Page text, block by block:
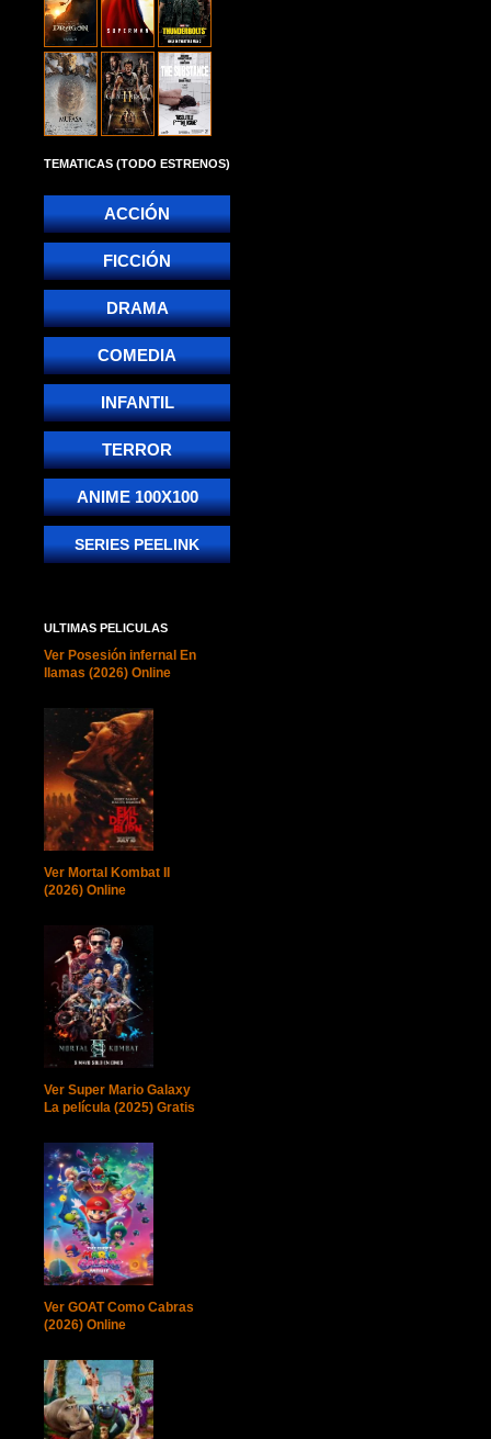
TEMATICAS (TODO ESTRENOS)
ACCIÓN
FICCIÓN
DRAMA
COMEDIA
INFANTIL
TERROR
ANIME 100X100
SERIES PEELINK
ULTIMAS PELICULAS
Ver Posesión infernal En
llamas (2026) Online
Ver Mortal Kombat II
(2026) Online
Ver Super Mario Galaxy
La película (2025) Gratis
Ver GOAT Como Cabras
(2026) Online